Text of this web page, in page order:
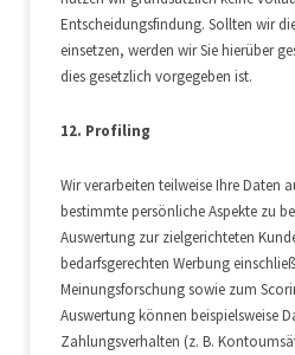
Entscheidungsfindung. Sollten wir
einsetzen, werden wir Sie hierüber
dies gesetzlich vorgegeben ist.
12. Profiling
Wir verarbeiten teilweise Ihre Daten
bestimmte persönliche Aspekte zu
Auswertung zur zielgerichteten
bedarfsgerechten Werbung
Meinungsforschung sowie zum
Auswertung können beispielsweise
Zahlungsverhalten (z. B.